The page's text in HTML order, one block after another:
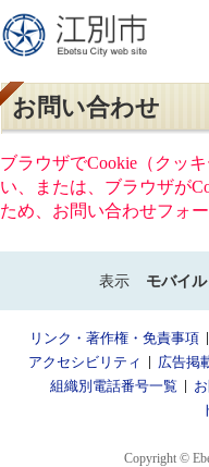
お問い合わせ
ブラウザでCookie（クッ
い、または、ブラウザが
ため、お問い合わせフォ
表示 モバイル
リンク・著作権・免責事項
アクセシビリティ
広告掲
組織別電話番号一覧
Copyright ©